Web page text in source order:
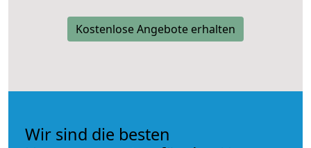
Kostenlose Angebote erhalten
Wir sind die besten